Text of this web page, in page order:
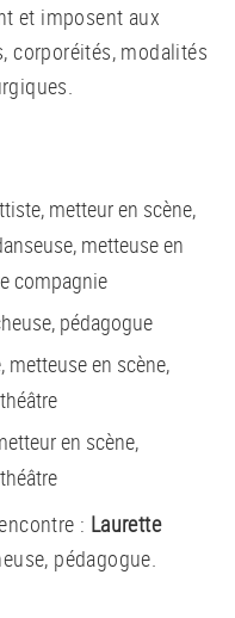
et imposent aux
corporéités, modalités
metteur en scène,
metteuse en
compagnie
pédagogue
metteuse en scène,
en scène,
: Laurette
pédagogue.